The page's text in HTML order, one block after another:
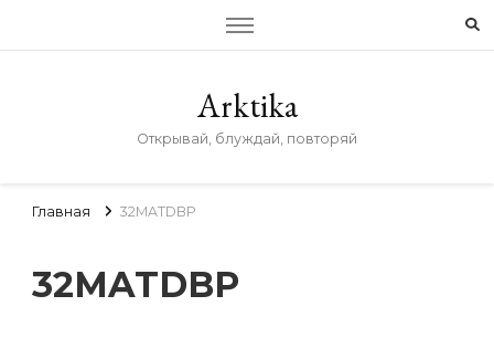
Arktika
Открывай, блуждай, повторяй
Главная 32MATDBP
32MATDBP